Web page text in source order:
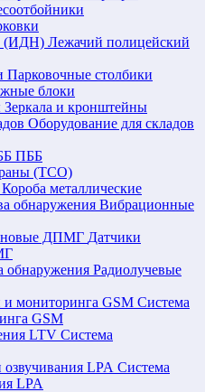
Лежачий полицейский
Парковочные столбики
блоки
Зеркала и кронштейны
Оборудование для складов
ПББ
(ТСО)
Короба металлические
Вибрационные
Датчики
Радиолучевые
Система
GSM
Система
Система
LPA